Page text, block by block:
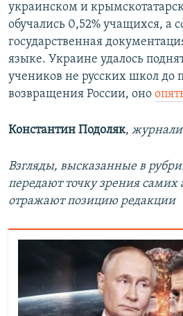
украинском и
обучались 0,52% учащихся, а
государственная
языке. Украине удалось
учеников не русских школ до
возвращения России, оно
Константин Подоляк,
Взгляды, высказанные в
передают точку зрения самих
отражают позицию редакции